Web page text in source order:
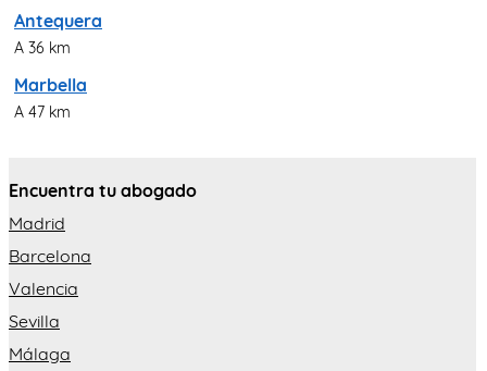
Antequera
A 36 km
Marbella
A 47 km
Encuentra tu abogado
Madrid
Barcelona
Valencia
Sevilla
Málaga